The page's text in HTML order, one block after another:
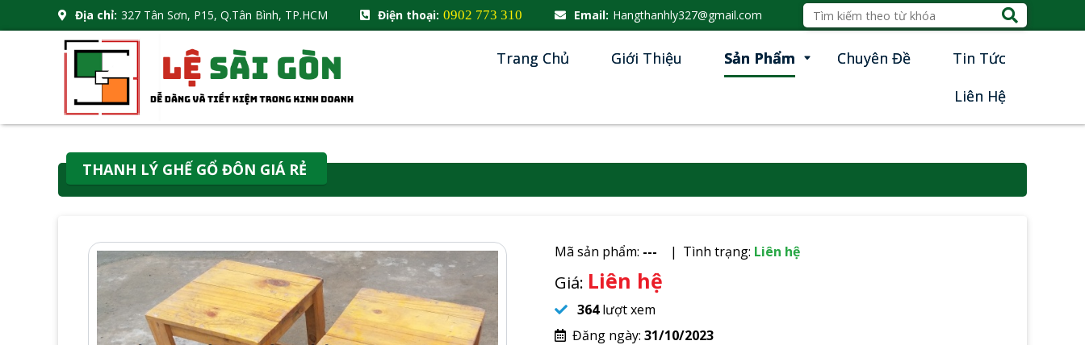
Địa chỉ: 327 Tân Sơn, P15, Q.Tân Bình, TP.HCM Điện thoại: 0902 773 310 Email: Hangthanhly327@gmail.com
Trang Chủ Giới Thiệu Sản Phẩm Chuyên Đề
Tin Tức
Liên Hệ
THANH LÝ GHẾ GỔ ĐÔN GIÁ RẺ
Mã sản phẩm: --- Tình trạng: Liên hệ
Giá: Liên hệ
364lượt xem
Đăng ngày: 31/10/2023